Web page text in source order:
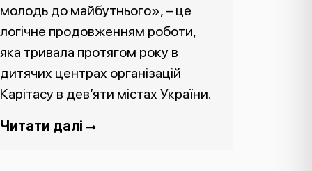
молодь до майбутнього», – це
логічне продовженням роботи,
яка тривала протягом року в
дитячих центрах організацій
Карітасу в дев’яти містах України.
Читати далі